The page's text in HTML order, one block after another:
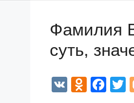
Фамилия
суть,
V
O
F